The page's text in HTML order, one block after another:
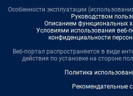
Особенности эксплуатации
Руководством
Описанием функциональных
Условиями использования веб-
конфиденциальности
Веб-портал распространяется в виде
действия по установке на стороне
Политика
Рекомендательные